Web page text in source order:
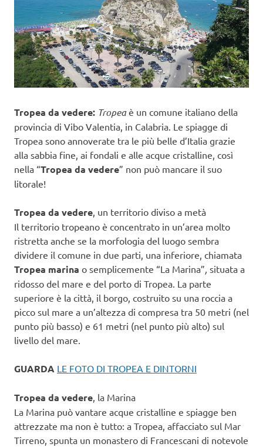
Tropea da vedere: Tropeaè un comune italiano della
provincia di Vibo Valentia, in Calabria. Le spiagge di
Tropea sono annoverate tra le più belle d’Italia grazie
alla sabbia fine, ai fondali e alle acque cristalline, così
nella “Tropea da vedere” non può mancare il suo
litorale!
Tropea da vedere, un territorio diviso a metà
Il territorio tropeano è concentrato in un’area molto
ristretta anche se la morfologia del luogo sembra
dividere il comune in due parti, una inferiore, chiamata
Tropea marina o semplicemente “La Marina”, situata a
ridosso del mare e del porto di Tropea. La parte
superiore è la città, il borgo, costruito su una roccia a
picco sul mare a un’altezza di compresa tra 50 metri (nel
punto più basso) e 61 metri (nel punto più alto) sul
livello del mare.
GUARDA LE FOTO DI TROPEA E DINTORNI
Tropea da vedere, la Marina
La Marina può vantare acque cristalline e spiagge ben
attrezzate ma non è tutto: a Tropea, affacciato sul Mar
Tirreno, spunta un monastero di Francescani di notevole